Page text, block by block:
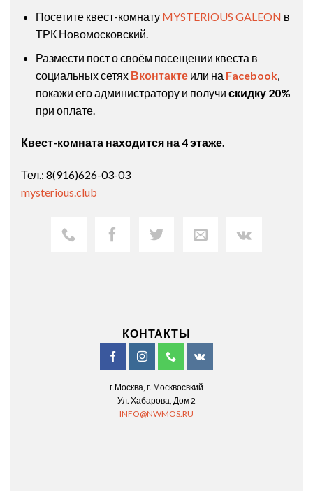
Посетите квест-комнату MYSTERIOUS GALEON в
ТРК Новомосковский.
Размести пост о своём посещении квеста в
социальных сетях Вконтакте или на Facebook,
покажи его администратору и получи скидку 20%
при оплате.
Квест-комната находится на 4 этаже.
Тел.: 8(916)626-03-03
mysterious.club
КОНТАКТЫ
г.Москва, г. Москвосвкий
Ул. Хабарова, Дом 2
INFO@NWMOS.RU